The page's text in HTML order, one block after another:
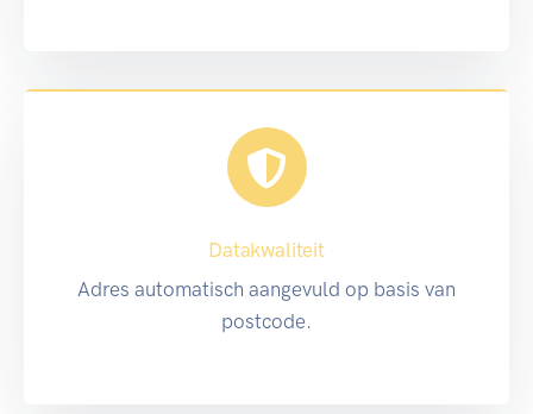
Datakwaliteit
Adres automatisch aangevuld op basis van
postcode.